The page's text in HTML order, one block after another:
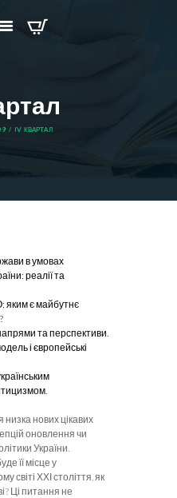
IV КВАРТАЛ
в умовах
реалії та
яким є майбутнє
та перспективи.
і європейські
нових цікавих
оновлення чи
України.
її місце у
світі ХХІ століття, як
Ці питання не